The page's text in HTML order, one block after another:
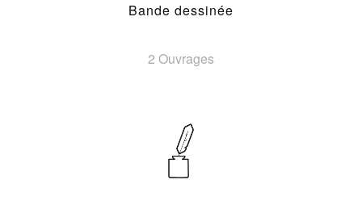
Bande dessinée
2 Ouvrages